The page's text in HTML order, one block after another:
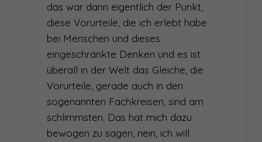
das war dann eigentlich der Punkt,
diese Vorurteile, die ich erlebt habe
bei Menschen und dieses
eingeschränkte Denken und es ist
überall in der Welt das Gleiche, die
Vorurteile, gerade auch in den
sogenannten Fachkreisen, sind am
schlimmsten. Das hat mich dazu
bewogen zu sagen, nein, ich will